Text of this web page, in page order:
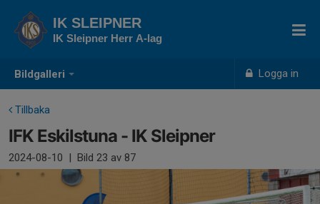
Bildgalleri Logga in
IK SLEIPNER
IK Sleipner Herr A-lag
Tillbaka
IFK Eskilstuna - IK Sleipner
2024-08-10 | Bild 23 av 87